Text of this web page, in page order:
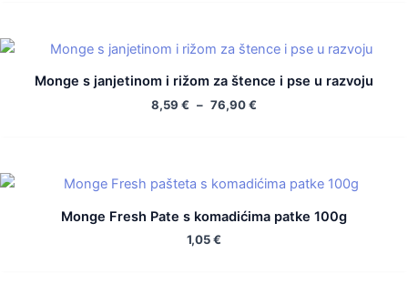
Monge s janjetinom i rižom za štence i pse u razvoju
8,59 € – 76,90€
Monge Fresh Pate s komadićima patke 100g
1,05€